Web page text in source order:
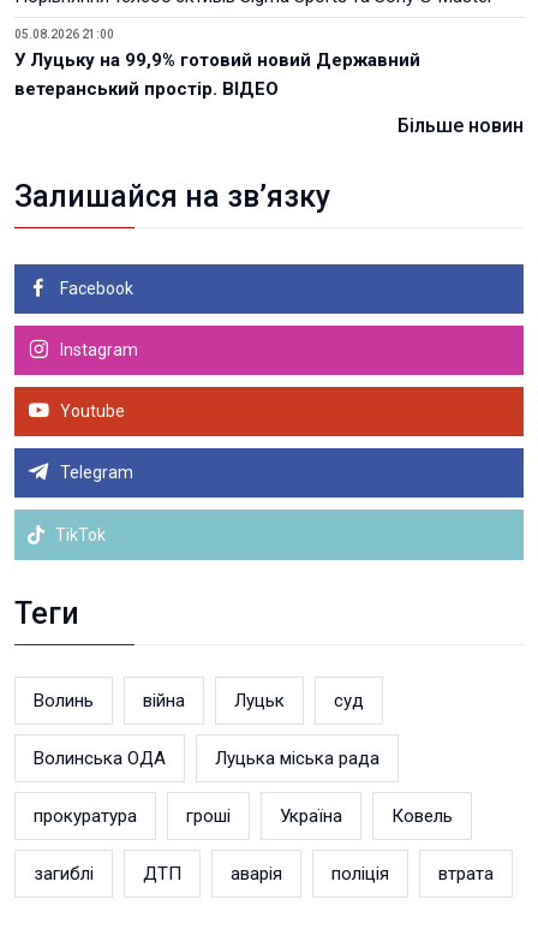
05.08.2026 21:00
У Луцьку на 99,9% готовий новий Державний
ветеранський простір. ВІДЕО
Більше новин
Залишайся на зв’язку
Facebook
Instagram
Youtube
Telegram
TikTok
Теги
Волинь війна Луцьк суд
Волинська ОДА Луцька міська рада
прокуратура гроші Україна Ковель
загиблі ДТП аварія поліція втрата